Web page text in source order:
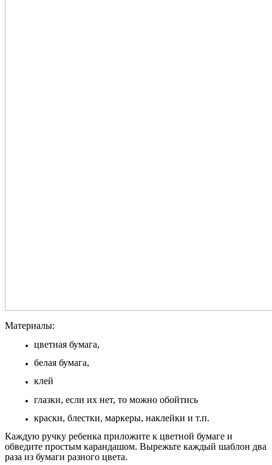
Материалы:
цветная бумага,
белая бумага,
клей
глазки, если их нет, то можно обойтись
краски, блестки, маркеры, наклейки и т.п.
Каждую ручку ребенка приложите к цветной бумаге и
обведите простым карандашом. Вырежьте каждый шаблон два
раза из бумаги разного цвета.